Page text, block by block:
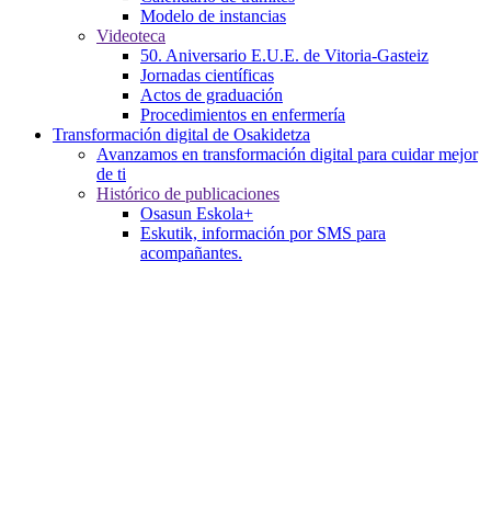
Modelo de instancias
Videoteca
50. Aniversario E.U.E. de Vitoria-Gasteiz
Jornadas científicas
Actos de graduación
Procedimientos en enfermería
Transformación digital de Osakidetza
Avanzamos en transformación digital para cuidar mejor
de ti
Histórico de publicaciones
Osasun Eskola+
Eskutik, información por SMS para
acompañantes.